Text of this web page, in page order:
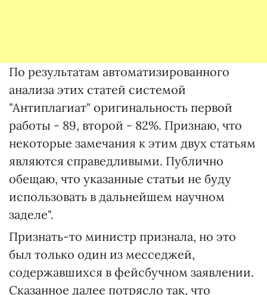
По результатам автоматизированного
анализа этих статей системой
"Антиплагиат" оригинальность первой
работы - 89, второй - 82%. Признаю, что
некоторые замечания к этим двух статьям
являются справедливыми. Публично
обещаю, что указанные статьи не буду
использовать в дальнейшем научном
заделе".
Признать-то министр признала, но это
был только один из месседжей,
содержавшихся в фейсбучном заявлении.
Сказанное далее потрясло так, что